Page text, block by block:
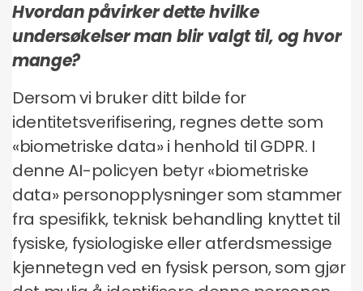
Hvordan påvirker dette hvilke
undersøkelser man blir valgt til, og hvor
mange?
Dersom vi bruker ditt bilde for
identitetsverifisering, regnes dette som
«biometriske data» i henhold til GDPR. I
denne AI-policyen betyr «biometriske
data» personopplysninger som stammer
fra spesifikk, teknisk behandling knyttet til
fysiske, fysiologiske eller atferdsmessige
kjennetegn ved en fysisk person, som gjør